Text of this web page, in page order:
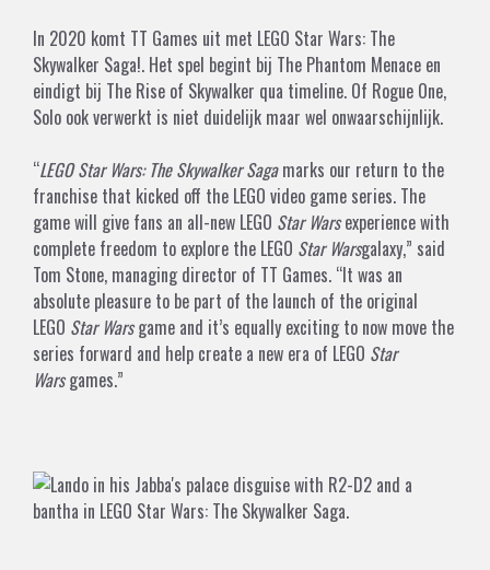
In 2020 komt TT Games uit met LEGO Star Wars: The
Skywalker Saga!. Het spel begint bij The Phantom Menace en
eindigt bij The Rise of Skywalker qua timeline. Of Rogue One,
Solo ook verwerkt is niet duidelijk maar wel onwaarschijnlijk.
“LEGO Star Wars: The Skywalker Sagamarks our return to the
franchise that kicked off the LEGO video game series. The
game will give fans an all-new LEGO Star Warsexperience with
complete freedom to explore the LEGO Star Warsgalaxy,” said
Tom Stone, managing director of TT Games. “It was an
absolute pleasure to be part of the launch of the original
LEGO Star Warsgame and it’s equally exciting to now move the
series forward and help create a new era of LEGO Star
Warsgames.”